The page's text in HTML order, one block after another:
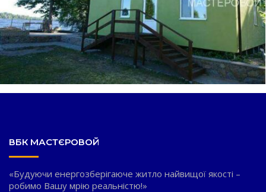
ВБК МАСТЄРОВОЙ
«Будуючи енергозберігаюче житло найвищої якості –
робимо Вашу мрію реальністю!»